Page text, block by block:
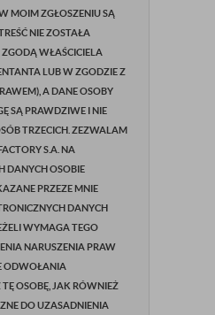
MOIM ZGŁOSZENIU SĄ
NIE ZOSTAŁA
WŁAŚCICIELA
LUB W ZGODZIE Z
A DANE OSOBY
SĄ PRAWDZIWE I NIE
TRZECICH. ZEZWALAM
S.A. NA
DANYCH OSOBIE
PRZEZE MNIE
DANYCH
WYMAGA TEGO
NARUSZENIA PRAW
ODWOŁANIA
OSOBĘ, JAK RÓWNIEŻ
DO UZASADNIENIA